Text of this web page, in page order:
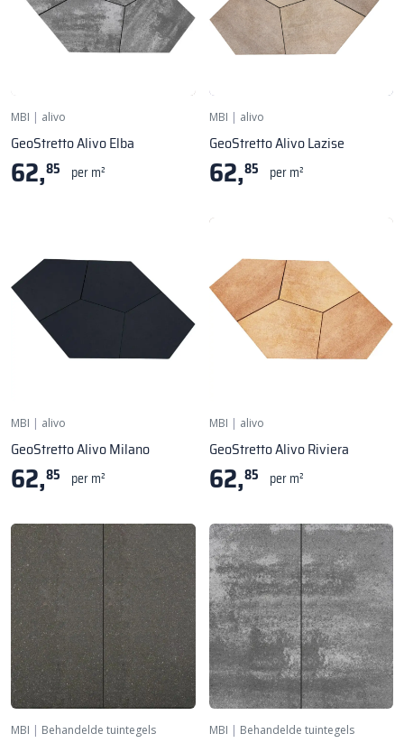
MBI | alivo
GeoStretto Alivo Elba
62,85 per m²
MBI | alivo
GeoStretto Alivo Lazise
62,85 per m²
MBI | alivo
GeoStretto Alivo Milano
62,85 per m²
MBI | alivo
GeoStretto Alivo Riviera
62,85 per m²
MBI | Behandelde tuintegels MBI | Behandelde tuintegels